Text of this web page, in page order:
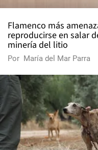
Flamenco más
reproducirse en salar
minería del litio
Por María del Mar Parra